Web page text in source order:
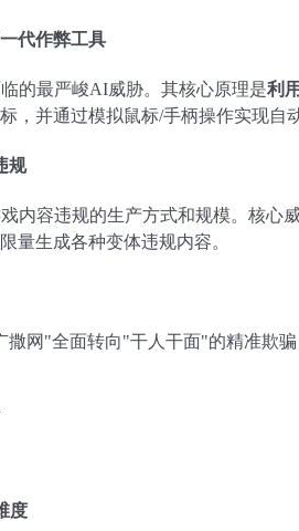
代作弊工具
的最严峻AI威胁。其核心原理是利
，并通过模拟鼠标/手柄操作实现自
规
内容违规的生产方式和规模。核
量生成各种变体违规内容。
网"全面转向"干人干面"的精准欺骗
度